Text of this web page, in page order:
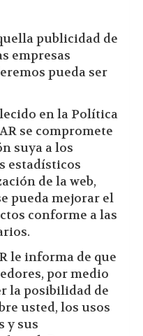
publicidad de
empresas
pueda ser
en la Política
se compromete
suya a los
estadísticos
de la web,
pueda mejorar el
conforme a las
le informa de que
por medio
la posibilidad de
usted, los usos
y sus